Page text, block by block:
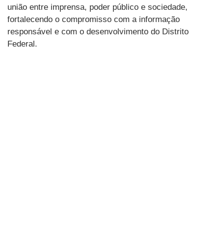
união entre imprensa, poder público e sociedade,
fortalecendo o compromisso com a informação
responsável e com o desenvolvimento do Distrito
Federal.